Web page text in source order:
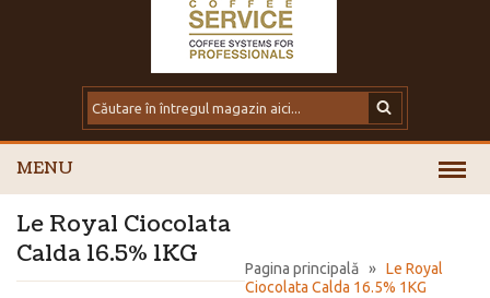
MENU
Pagina principală » Le Royal
Ciocolata Calda 16.5% 1KG
Le Royal Ciocolata
Calda 16.5% 1KG